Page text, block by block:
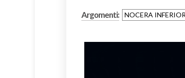
Argomenti: NOCERA